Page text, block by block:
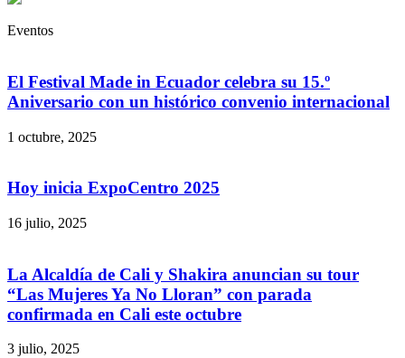
Eventos
El Festival Made in Ecuador celebra su 15.º
Aniversario con un histórico convenio internacional
1 octubre, 2025
Hoy inicia ExpoCentro 2025
16 julio, 2025
La Alcaldía de Cali y Shakira anuncian su tour
“Las Mujeres Ya No Lloran” con parada
confirmada en Cali este octubre
3 julio, 2025